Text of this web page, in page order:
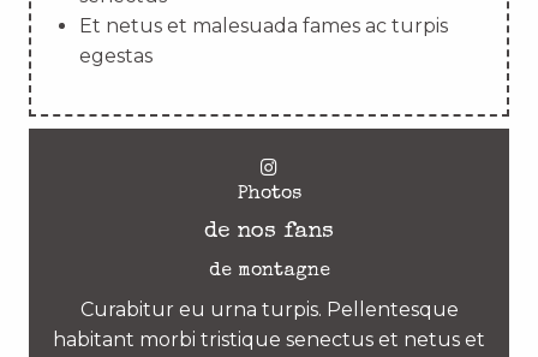
Et netus et malesuada fames ac turpis
egestas
Photos
de nos fans
de montagne
Curabitur eu urna turpis. Pellentesque
habitant morbi tristique senectus et netus et